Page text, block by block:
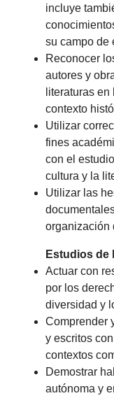
incluye
su campo de
Reconocer
autores y
literaturas
contexto
Utilizar
fines
con el
cultura y la
Utilizar las
organización
Estudios de
Actuar con
por los
diversidad y
Comprender
y escritos
contextos
Demostrar
autónoma y